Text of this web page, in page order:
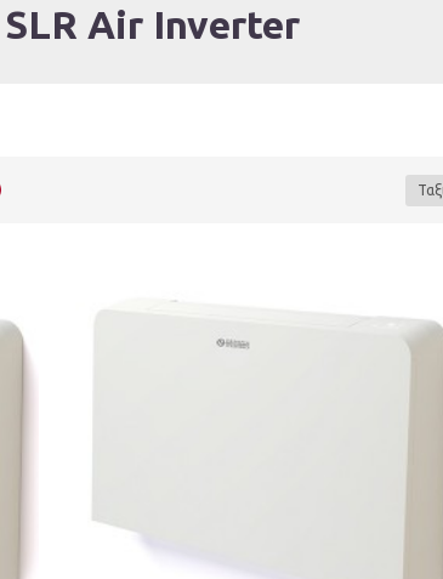
SLR Air Inverter